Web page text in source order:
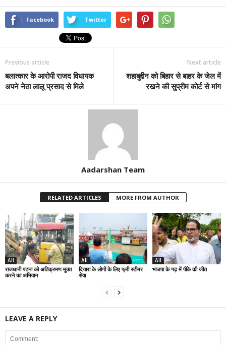
Facebook Twitter
Previous article
बलात्कार के आरोपी राजद विधायक
अपने नेता लालू प्रसाद से मिले
Next article
शहाबुद्दीन को बिहार से बाहर के जेल में
रखने की सुप्रीम कोर्ट से मांग
Aadarshan Team
RELATED ARTICLES MORE FROM AUTHOR
All
राजधानी पटना को अतिक्रमण मुक्त
करने का अभियान
All
दियारा के लोगों के लिए फ्री स्टीमर
सेवा
All
भाजपा के गढ़ में पीके की जीत
LEAVE A REPLY